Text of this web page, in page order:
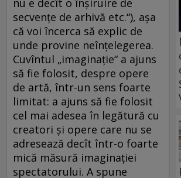
nu e decît o înşiruire de
secvenţe de arhivă etc.“), aşa
că voi încerca să explic de
unde provine neînţelegerea.
Cuvîntul „imaginaţie“ a ajuns
să fie folosit, despre opere
de artă, într-un sens foarte
limitat: a ajuns să fie folosit
cel mai adesea în legătură cu
creatori şi opere care nu se
adresează decît într-o foarte
mică măsură imaginaţiei
spectatorului. A spune